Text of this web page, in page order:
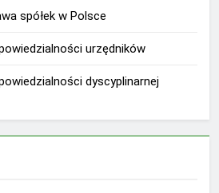
spółek w Polsce
urzędników
dyscyplinarnej